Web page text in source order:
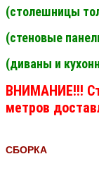
(столешницы
(стеновые
(диваны и
ВНИМАНИЕ!!!
метров
СБОРКА